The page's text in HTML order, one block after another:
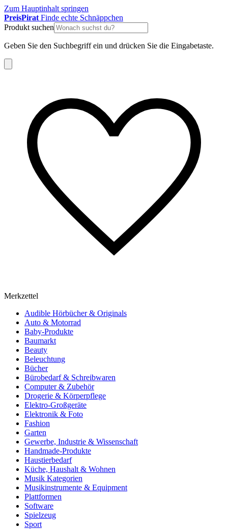
Zum Hauptinhalt springen
PreisPirat Finde echte Schnäppchen
Produkt suchen
Geben Sie den Suchbegriff ein und drücken Sie die Eingabetaste.
Merkzettel
Audible Hörbücher & Originals
Auto & Motorrad
Baby-Produkte
Baumarkt
Beauty
Beleuchtung
Bücher
Bürobedarf & Schreibwaren
Computer & Zubehör
Drogerie & Körperpflege
Elektro-Großgeräte
Elektronik & Foto
Fashion
Garten
Gewerbe, Industrie & Wissenschaft
Handmade-Produkte
Haustierbedarf
Küche, Haushalt & Wohnen
Musik Kategorien
Musikinstrumente & Equipment
Plattformen
Software
Spielzeug
Sport